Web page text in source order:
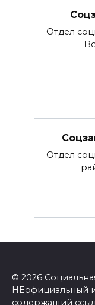
Отдел
Отдел
© 2026
НЕофициальный
содержащий